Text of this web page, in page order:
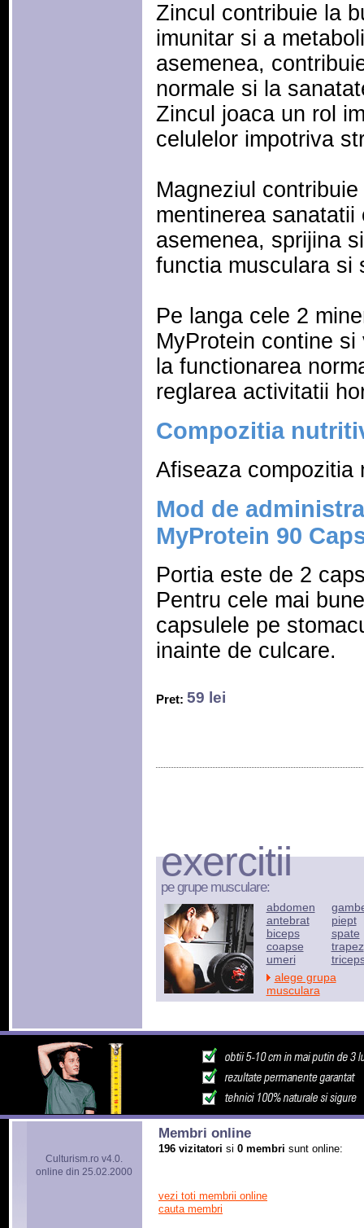
Zincul contribuie la
imunitar si a
asemenea,
normale si la
Zincul joaca un rol
celulelor impotriva
Magneziul
mentinerea
asemenea, sprijina
functia musculara si
Pe langa cele 2
MyProtein contine
la functionarea
reglarea activitatii
Compozitia
Afiseaza compozitia
Mod de
MyProtein 90
Portia este de 2
Pentru cele mai
capsulele pe
inainte de culcare.
Pret: 59 lei
exercitii
pe grupe musculare:
abdomen
antebrat
biceps
coapse
umeri
piept
spate
trapez
alege grupa
musculara
Culturism.ro v4.0.
online din 25.02.2000
Membri online
196 vizitatori si 0 membri sunt online:
vezi toti membrii online
cauta membri